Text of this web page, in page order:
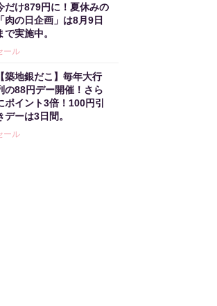
だけ879円に！夏休みの
「肉の日企画」は8月9日
で実施中。
ール
【築地銀だこ】毎年大行
の88円デー開催！さら
ポイント3倍！100円引
デーは3日間。
ール